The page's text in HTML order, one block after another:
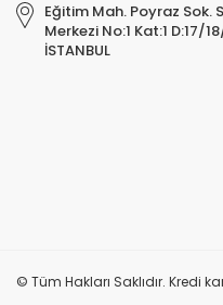
Eğitim Mah. Poyraz Sok.
Merkezi No:1 Kat:1 D:17/
İSTANBUL
© Tüm Hakları Saklıdır. Kredi